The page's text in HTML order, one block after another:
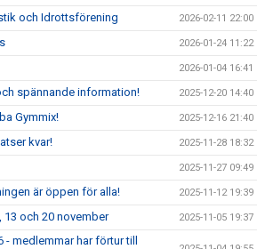
och Idrottsförening 2026-02-11 22:00
2026-01-24 11:22
2026-01-04 16:41
spännande information! 2025-12-20 14:40
Gymmix! 2025-12-16 21:40
kvar! 2025-11-28 18:32
2025-11-27 09:49
är öppen för alla! 2025-11-12 19:39
13 och 20 november 2025-11-05 19:37
- medlemmar har förtur till